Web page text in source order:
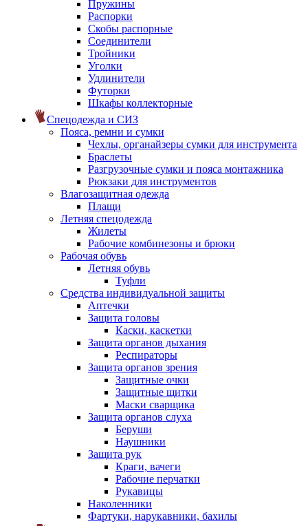
Пружины
Распорки
Скобы распорные
Соединители
Тройники
Уголки
Удлинители
Футорки
Шкафы коллекторные
Спецодежда и СИЗ
Пояса, ремни и сумки
Чехлы, органайзеры сумки для инструмента
Браслеты
Разгрузочные сумки и пояса монтажника
Рюкзаки для инструментов
Влагозащитная одежда
Плащи
Летняя спецодежда
Жилеты
Рабочие комбинезоны и брюки
Рабочая обувь
Летняя обувь
Туфли
Средства индивидуальной защиты
Аптечки
Защита головы
Каски, каскетки
Защита органов дыхания
Респираторы
Защита органов зрения
Защитные очки
Защитные щитки
Маски сварщика
Защита органов слуха
Беруши
Наушники
Защита рук
Краги, вачеги
Рабочие перчатки
Рукавицы
Наколенники
Фартуки, нарукавники, бахилы